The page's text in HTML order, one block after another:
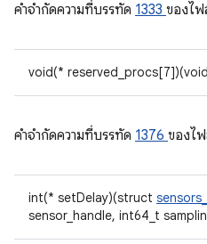
คําจํากัดความที่บรรทัด 1333 ของไ
void(*
คําจํากัดความที่บรรทัด 1376 ของไ
int(* setDelay)(struct
sensor_handle, int64_t